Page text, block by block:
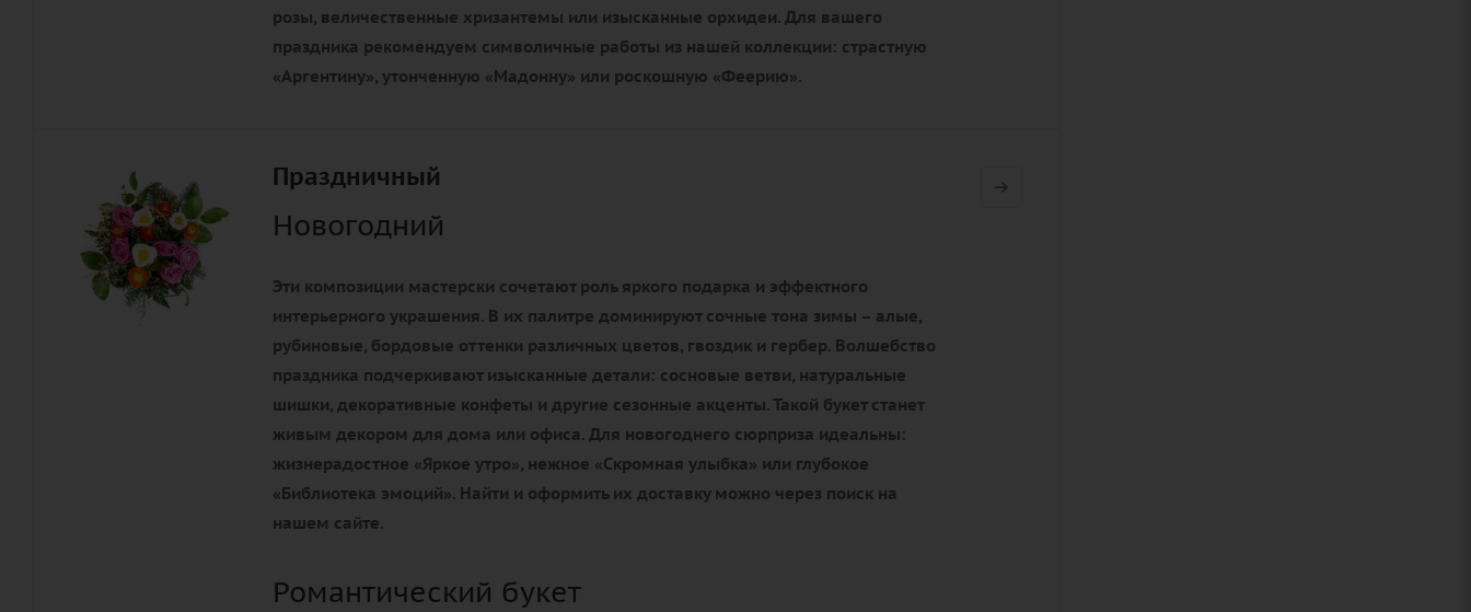
розы, величественные хризантемы или изысканные орхидеи. Для вашего
праздника рекомендуем символичные работы из нашей коллекции: страстную
«Аргентину», утонченную «Мадонну» или роскошную «Феерию».
Праздничный
Новогодний
Эти композиции мастерски сочетают роль яркого подарка и эффектного
интерьерного украшения. В их палитре доминируют сочные тона зимы – алые,
рубиновые, бордовые оттенки различных цветов, гвоздик и гербер. Волшебство
праздника подчеркивают изысканные детали: сосновые ветви, натуральные
шишки, декоративные конфеты и другие сезонные акценты. Такой букет станет
живым декором для дома или офиса. Для новогоднего сюрприза идеальны:
жизнерадостное «Яркое утро», нежное «Скромная улыбка» или глубокое
«Библиотека эмоций». Найти и оформить их доставку можно через поиск на
нашем сайте.
Романтический букет